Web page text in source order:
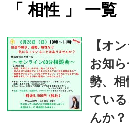
「 相性 」 一覧
【オ
お知
勢、
てい
んか